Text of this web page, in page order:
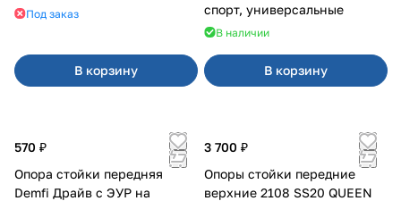
Под заказ
В корзину
спорт, универсальные
В наличии
В корзину
570 ₽
Опора стойки передняя
Demfi Драйв с ЭУР на
3 700 ₽
Опоры стойки передние
верхние 2108 SS20 QUEEN